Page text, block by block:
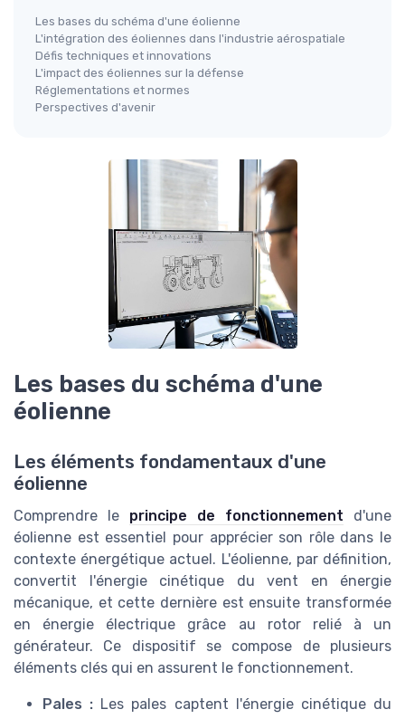
Les bases du schéma d'une éolienne
L'intégration des éoliennes dans l'industrie aérospatiale
Défis techniques et innovations
L'impact des éoliennes sur la défense
Réglementations et normes
Perspectives d'avenir
Les bases du schéma d'une
éolienne
Les éléments fondamentaux d'une
éolienne
Comprendre le principe de fonctionnement d'une
éolienne est essentiel pour apprécier son rôle dans le
contexte énergétique actuel. L'éolienne, par définition,
convertit l'énergie cinétique du vent en énergie
mécanique, et cette dernière est ensuite transformée
en énergie électrique grâce au rotor relié à un
générateur. Ce dispositif se compose de plusieurs
éléments clés qui en assurent le fonctionnement.
Pales : Les pales captent l'énergie cinétique du